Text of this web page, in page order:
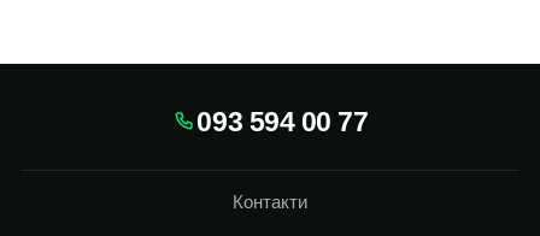
093 594 00 77
Контакти